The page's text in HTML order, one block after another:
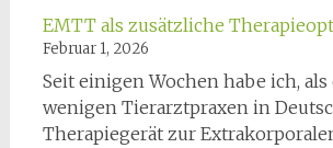
EMTT als zusätzliche
Februar 1, 2026
Seit einigen Wochen habe ich,
wenigen Tierarztpraxen in
Therapiegerät zur